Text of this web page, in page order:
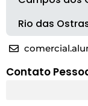
Rio das
Contato